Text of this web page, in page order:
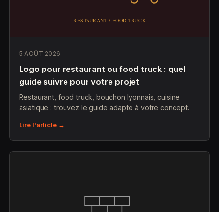
5 AOÛT 2026
Logo pour restaurant ou food truck : quel
guide suivre pour votre projet
Restaurant, food truck, bouchon lyonnais, cuisine
asiatique : trouvez le guide adapté à votre concept.
Lire l'article →